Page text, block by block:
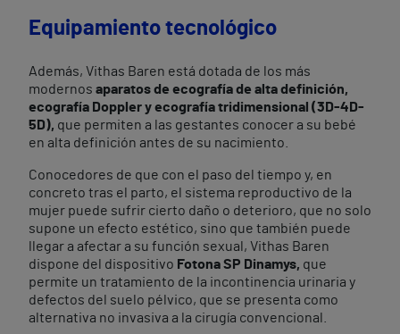
Equipamiento tecnológico
Además, Vithas Baren está dotada de los más
modernos aparatos de ecografía de alta definición,
ecografía Doppler y ecografía tridimensional (3D-4D-
5D), que permiten a las gestantes conocer a su bebé
en alta definición antes de su nacimiento.
Conocedores de que con el paso del tiempo y, en
concreto tras el parto, el sistema reproductivo de la
mujer puede sufrir cierto daño o deterioro, que no solo
supone un efecto estético, sino que también puede
llegar a afectar a su función sexual, Vithas Baren
dispone del dispositivo Fotona SP Dinamys, que
permite un tratamiento de la incontinencia urinaria y
defectos del suelo pélvico, que se presenta como
alternativa no invasiva a la cirugía convencional.